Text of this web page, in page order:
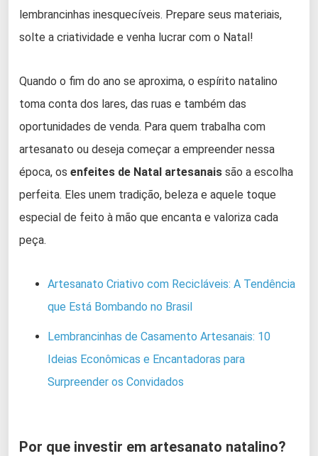
lembrancinhas inesquecíveis. Prepare seus materiais,
solte a criatividade e venha lucrar com o Natal!
Quando o fim do ano se aproxima, o espírito natalino
toma conta dos lares, das ruas e também das
oportunidades de venda. Para quem trabalha com
artesanato ou deseja começar a empreender nessa
época, os enfeites de Natal artesanais são a escolha
perfeita. Eles unem tradição, beleza e aquele toque
especial de feito à mão que encanta e valoriza cada
peça.
Artesanato Criativo com Recicláveis: A Tendência
que Está Bombando no Brasil
Lembrancinhas de Casamento Artesanais: 10
Ideias Econômicas e Encantadoras para
Surpreender os Convidados
Por que investir em artesanato natalino?